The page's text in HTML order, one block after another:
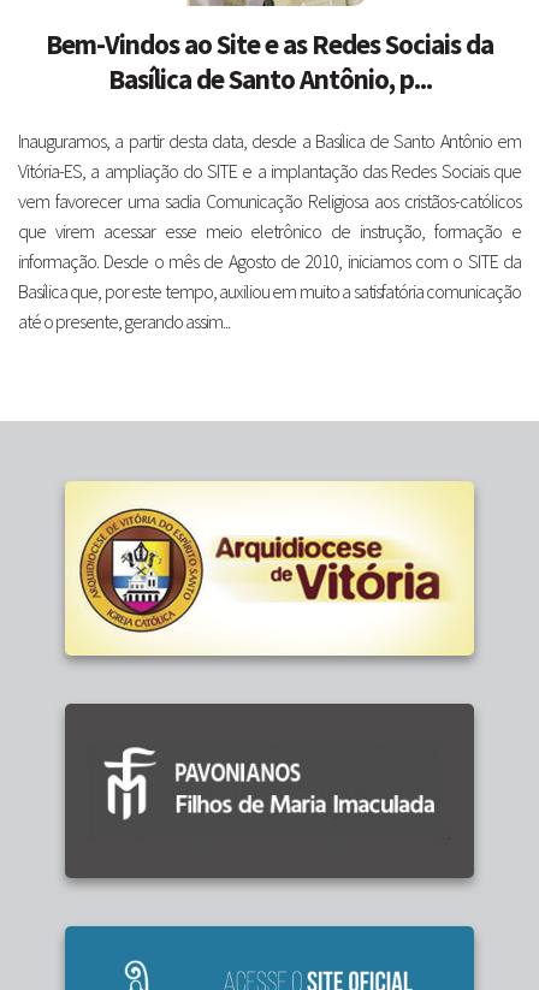
Bem-Vindos ao Site e as Redes Sociais da
Basílica de Santo Antônio, p...
Inauguramos, a partir desta data, desde a Basílica de Santo Antônio em
Vitória-ES, a ampliação do SITE e a implantação das Redes Sociais que
vem favorecer uma sadia Comunicação Religiosa aos cristãos-católicos
que virem acessar esse meio eletrônico de instrução, formação e
informação. Desde o mês de Agosto de 2010, iniciamos com o SITE da
Basílica que, por este tempo, auxiliou em muito a satisfatória comunicação
até o presente, gerando assim...